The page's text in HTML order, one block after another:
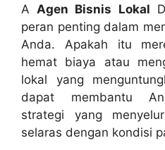
AAgen Bisnis Lokal
peran penting dalam
Anda. Apakah itu
hemat biaya atau
lokal yang
dapat membantu
strategi yang
selaras dengan kondisi